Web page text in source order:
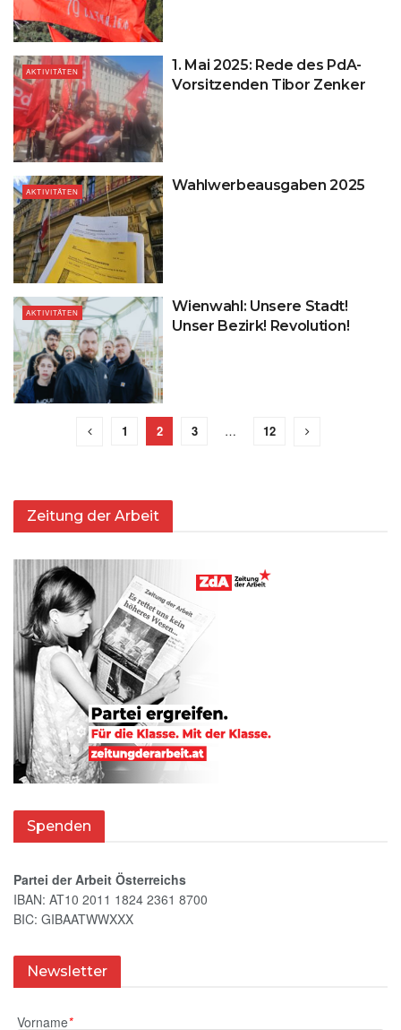
AKTIVITÄTEN
1. Mai 2025: Rede des PdA-
Vorsitzenden Tibor Zenker
AKTIVITÄTEN Wahlwerbeausgaben 2025
AKTIVITÄTEN
Wienwahl: Unsere Stadt!
Unser Bezirk! Revolution!
1 2 3 … 12
Zeitung der Arbeit
Spenden
Partei der Arbeit Österreichs
IBAN: AT10 2011 1824 2361 8700
BIC: GIBAATWWXXX
Newsletter
Vorname*